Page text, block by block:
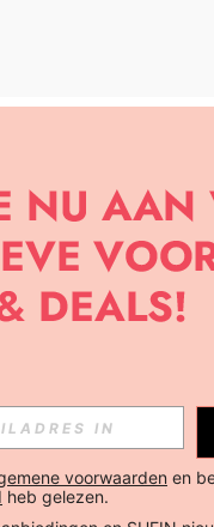
LAATSTE NIEUWE TRENDS
voorwaarden en
heb gelezen.